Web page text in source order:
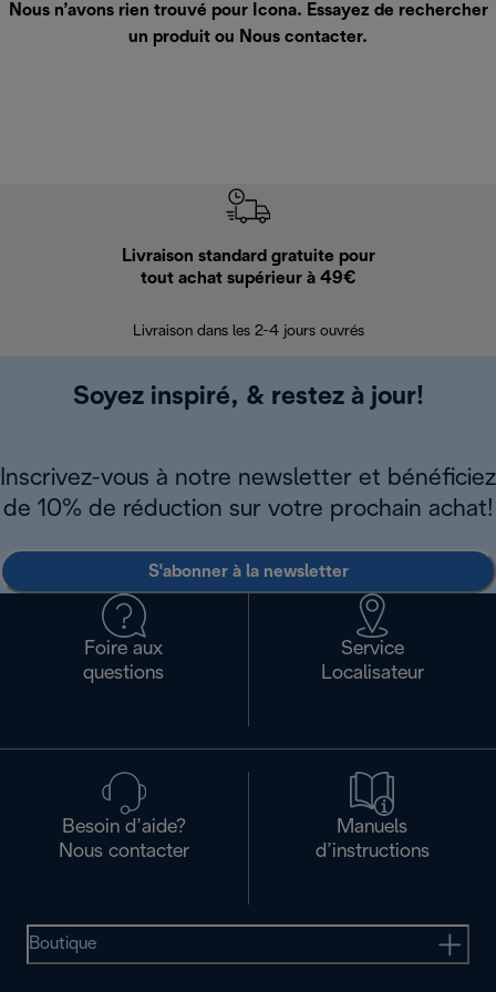
Nous n’avons rien trouvé pour Icona. Essayez de rechercher
un produit ou Nous contacter.
Livraison standard gratuite pour
tout achat supérieur à 49€
Livraison dans les 2-4 jours ouvrés
Soyez inspiré, & restez à jour!
Inscrivez-vous à notre newsletter et bénéficiez
de 10% de réduction sur votre prochain achat!
S'abonner à la newsletter
Foire aux
questions
Service
Localisateur
Besoin d’aide?
Nous contacter
Manuels
d’instructions
Boutique